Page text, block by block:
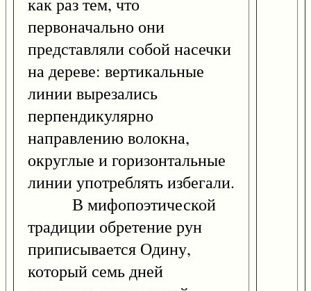
первоначально они
представляли собой насечки
на дереве: вертикальные
линии вырезались
перпендикулярно
направлению волокна,
округлые и горизонтальные
линии употреблять избегали.
В мифопоэтической
традиции обретение рун
приписывается Одину,
который семь дней